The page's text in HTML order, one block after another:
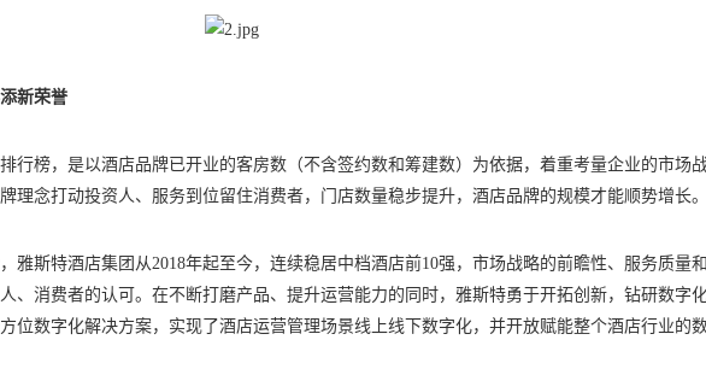
新荣誉
行榜，是以酒店品牌已开业的客房数（不含签约数和筹建数）为依据，着重考量企业的市场战
理念打动投资人、服务到位留住消费者，门店数量稳步提升，酒店品牌的规模才能顺势增长。
雅斯特酒店集团从2018年起至今，连续稳居中档酒店前10强，市场战略的前瞻性、服务质量
、消费者的认可。在不断打磨产品、提升运营能力的同时，雅斯特勇于开拓创新，钻研数字
位数字化解决方案，实现了酒店运营管理场景线上线下数字化，并开放赋能整个酒店行业的